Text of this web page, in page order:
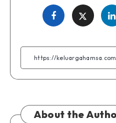
Share
Facebook
Share
Twitter
About the